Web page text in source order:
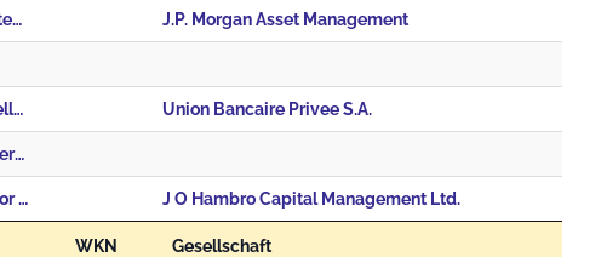
J.P. Morgan Asset Management | Market Timing und zu viel Cash – die zwei teuersten Anlegerfehler J.P. Morgan Asset Management
Union Bancaire Privée | Elektrifizierung als stabilisierender Faktor für Schwellenländerportfolios Union Bancaire Privee S.A.
DESTATIS | 72 % der Rentenleistungen im Jahr 2025 waren einkommensteuerpflichtig
J O Hambro | Schwellenländer: Anleger übersehen bislang Gesundheitssektor – vor allem Afrika und Ind J O Hambro Capital Management Ltd.
WKN Gesellschaft